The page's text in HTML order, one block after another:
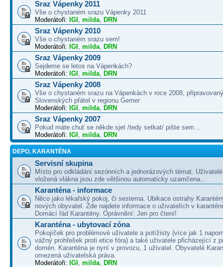
Sraz Vápenky 2011
Vše o chystaném srazu Vápenky 2011
Moderátoři: IGI , milda, DRN
Sraz Vápenky 2010
Vše o chystaném srazu sem!
Moderátoři: IGI , milda, DRN
Sraz Vápenky 2009
Sejdeme se letos na Vápenkách?
Moderátoři: IGI , milda, DRN
Sraz Vápenky 2008
Vše o chystaném srazu na Vápenkách v roce 2008,
Slovenských přátel v regionu Gemer
Moderátoři: IGI , milda, DRN
Sraz Vápenky 2007
Pokud máte chuť se někde sjet /tedy setkat/ pište sem...
Moderátoři: IGI , milda, DRN
DEPO, KARANTÉNA
Servisní skupina
Místo pro odkládání sezónních a jednorázových témat.
vložená vlákna jsou zde většinou automaticky uzamčena...
Karanténa - informace
Něco jako lékařský pokoj, či sesterna. Ubikace ostrahy
nových obyvatel. Zde najdete informace o uživatelích v
Domácí řád Karantény. Oprávnění: Jen pro čtení!
Karanténa - ubytovací zóna
Pokojíček pro problémové uživatele a potížisty (více jak 1
vážný prohřešek proti etice fóra) a také uživatele přicházející z
domén. Karanténa je nyní v provozu, 1 uživatel. Obyvatelé
omezená uživatelská práva.
Moderátoři: IGI , milda, DRN